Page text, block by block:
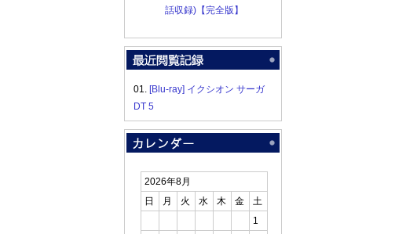
話収録)【完全版】
01. [Blu-ray] イクシオン サーガ
DT 5
2026年8月
日
月 火 水 木 金
土
1